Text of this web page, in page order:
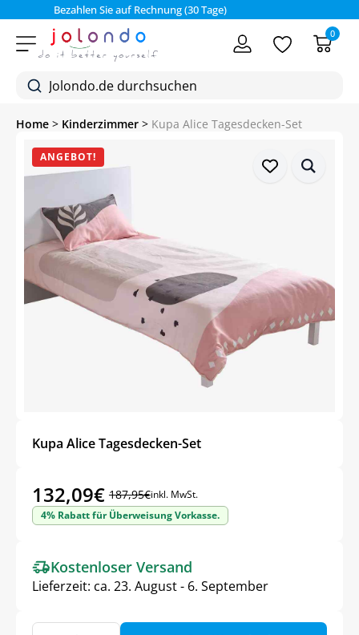
Bezahlen Sie auf Rechnung (30 Tage)
0
Home > Kinderzimmer > Kupa Alice Tagesdecken-Set
ANGEBOT!
Kupa Alice Tagesdecken-Set
187,95€
Ursprünglicher
Preis
187,95€
132,09€
Aktueller
Preis
132,09€.
inkl. MwSt.
4% Rabatt für Überweisung Vorkasse.
Kostenloser Versand
Lieferzeit: ca. 23. August - 6. September
Kupa